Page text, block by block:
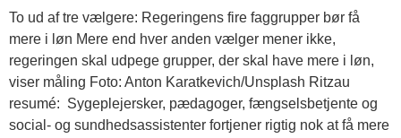
To ud af tre vælgere: Regeringens fire faggrupper bør få
mere i løn Mere end hver anden vælger mener ikke,
regeringen skal udpege grupper, der skal have mere i løn,
viser måling Foto: Anton Karatkevich/Unsplash Ritzau
resumé: Sygeplejersker, pædagoger, fængselsbetjente og
social- og sundhedsassistenter fortjener rigtig nok at få mere